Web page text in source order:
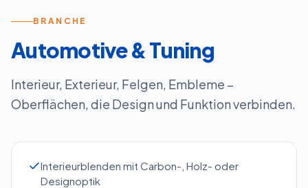
BRANCHE
Automotive & Tuning
Interieur, Exterieur, Felgen, Embleme –
Oberflächen, die Design und Funktion verbinden.
Interieurblenden mit Carbon-, Holz- oder
Designoptik